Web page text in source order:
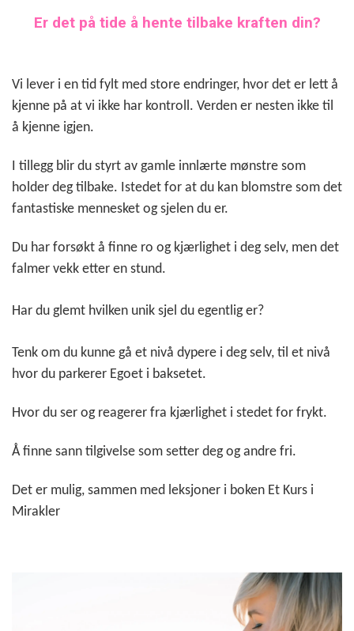
Er det på tide å hente tilbake kraften din?
Vi lever i en tid fylt med store endringer, hvor det er lett å
kjenne på at vi ikke har kontroll. Verden er nesten ikke til
å kjenne igjen.
I tillegg blir du styrt av gamle innlærte mønstre som
holder deg tilbake. Istedet for at du kan blomstre som det
fantastiske mennesket og sjelen du er.
Du har forsøkt å finne ro og kjærlighet i deg selv, men det
falmer vekk etter en stund.
Har du glemt hvilken unik sjel du egentlig er?
Tenk om du kunne gå et nivå dypere i deg selv, til et nivå
hvor du parkerer Egoet i baksetet.
Hvor du ser og reagerer fra kjærlighet i stedet for frykt.
Å finne sann tilgivelse som setter deg og andre fri.
Det er mulig, sammen med leksjoner i boken Et Kurs i
Mirakler